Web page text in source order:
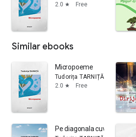
2.0 star Free
Similar ebooks
Micropoeme
Tudorița TARNIȚĂ
2.0 star Free
Pe diagonala cuvintelor